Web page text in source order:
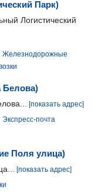
Парк)
Логистический
Железнодорожные
Белова)
[показать адрес]
Экспресс-почта
Поля улица)
[показать адрес]